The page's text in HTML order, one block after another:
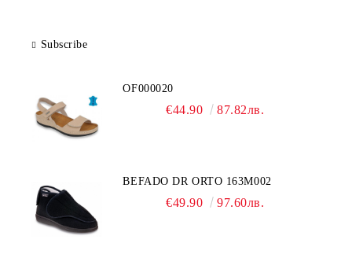
Subscribe
OF000020
€44.90 87.82лв.
BEFADO DR ORTO 163M002
€49.90 97.60лв.